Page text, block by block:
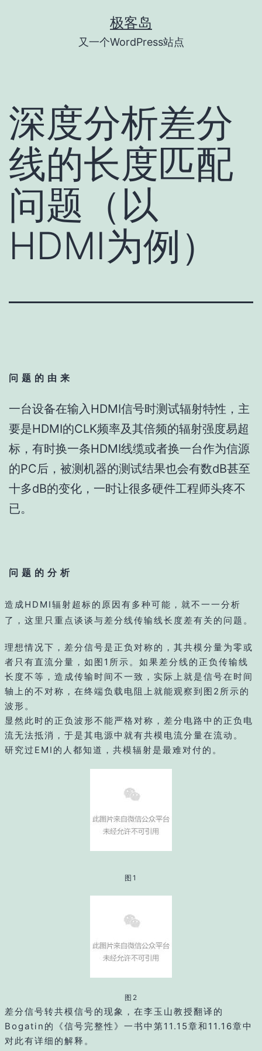
极客岛
又一个WordPress站点
深度分析差分
线的长度匹配
问题（以
HDMI为例）
问题的由来
一台设备在输入HDMI信号时测试辐射特性，主
要是HDMI的CLK频率及其倍频的辐射强度易超
标，有时换一条HDMI线缆或者换一台作为信源
的PC后，被测机器的测试结果也会有数dB甚至
十多dB的变化，一时让很多硬件工程师头疼不
已。
问题的分析
造成HDMI辐射超标的原因有多种可能，就不一一分析
了，这里只重点谈谈与差分线传输线长度差有关的问题。
理想情况下，差分信号是正负对称的，其共模分量为零或
者只有直流分量，如图1所示。如果差分线的正负传输线
长度不等，造成传输时间不一致，实际上就是信号在时间
轴上的不对称，在终端负载电阻上就能观察到图2所示的
波形。
显然此时的正负波形不能严格对称，差分电路中的正负电
流无法抵消，于是其电源中就有共模电流分量在流动。
研究过EMI的人都知道，共模辐射是最难对付的。
图1
图2
差分信号转共模信号的现象，在李玉山教授翻译的
Bogatin的《信号完整性》一书中第11.15章和11.16章中
对此有详细的解释。